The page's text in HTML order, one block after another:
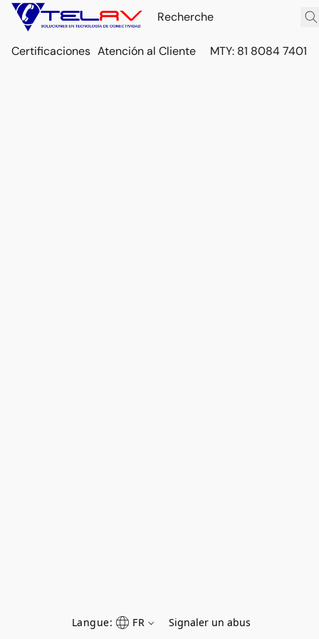
Certificaciones Atención al Cliente MTY: 81 8084 7401
Langue: FR Signaler un abus